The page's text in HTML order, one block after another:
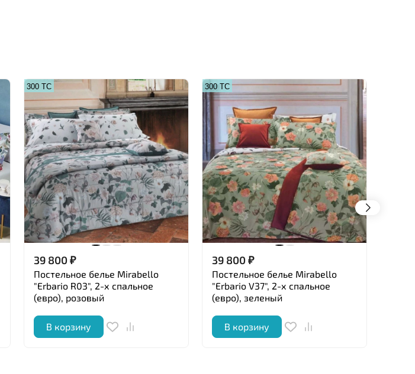
300 ТС
39 800₽
Постельное белье Mirabello
"Erbario R03", 2-х спальное
(евро), розовый
В корзину
300 ТС
39 800₽
Постельное белье Mirabello
"Erbario V37", 2-х спальное
(евро), зеленый
В корзину